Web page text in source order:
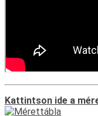
Kattintson ide a